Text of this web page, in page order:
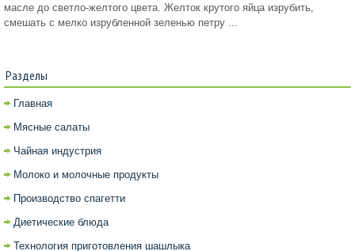
масле до светло-желтого цвета. Желток крутого яйца изрубить,
смешать с мелко изрубленной зеленью петру ...
Разделы
Главная
Мясные салаты
Чайная индустрия
Молоко и молочные продукты
Производство спагетти
Диетические блюда
Технология приготовления шашлыка